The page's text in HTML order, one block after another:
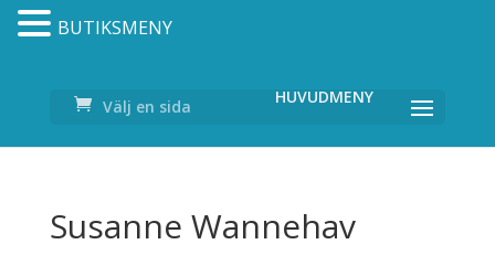
Välj en sida
Susanne Wannehav
BUTIKSMENY